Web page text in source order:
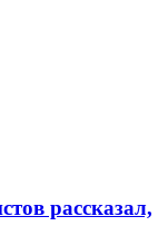
рассказал,